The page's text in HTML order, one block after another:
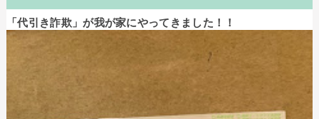
「代引き詐欺」が我が家にやってきました！！